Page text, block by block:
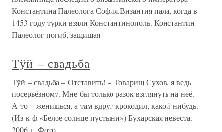
Константина Палеолога София.Византия пала, когда в
1453 году турки взяли Константинополь. Константин
Палеолог погиб, защищая
Тўй – свадьба
Тўй – свадьба – Отставить! – Товарищ Сухов, я ведь
посерьёзному. Мне бы только разок взглянуть на неё.
А то – женишься, а там вдруг крокодил, какой-нибудь.
(Из к-ф «Белое солнце пустыни») Бухарская невеста.
2006 г. Фото